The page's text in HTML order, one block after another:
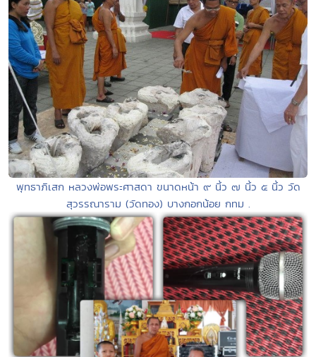
พุทธาภิเสก หลวงพ่อพระศาสดา ขนาดหน้า ๙ นิ้ว ๗ นิ้ว ๕ นิ้ว วัด
สุวรรณาราม (วัดทอง) บางกอกน้อย กทม .